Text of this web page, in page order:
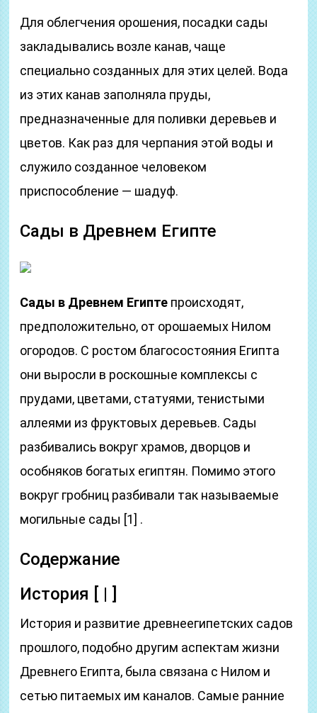
Для облегчения орошения, посадки сады
закладывались возле канав, чаще
специально созданных для этих целей. Вода
из этих канав заполняла пруды,
предназначенные для поливки деревьев и
цветов. Как раз для черпания этой воды и
служило созданное человеком
приспособление — шадуф.
Сады в Древнем Египте
Сады в Древнем Египте происходят,
предположительно, от орошаемых Нилом
огородов. С ростом благосостояния Египта
они выросли в роскошные комплексы с
прудами, цветами, статуями, тенистыми
аллеями из фруктовых деревьев. Сады
разбивались вокруг храмов, дворцов и
особняков богатых египтян. Помимо этого
вокруг гробниц разбивали так называемые
могильные сады [1] .
Содержание
История [ | ]
История и развитие древнеегипетских садов
прошлого, подобно другим аспектам жизни
Древнего Египта, была связана с Нилом и
сетью питаемых им каналов. Самые ранние